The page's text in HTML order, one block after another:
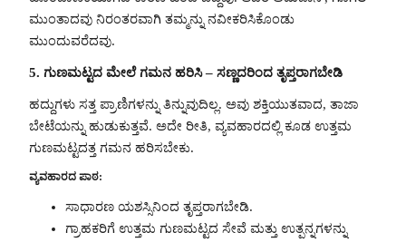
ಮುಂತಾದವು ನಿರಂತರವಾಗಿ ತಮ್ಮನ್ನು ನವೀಕರಿಸಿಕೊಂಡು
ಮುಂದುವರೆದವು.
5. ಗುಣಮಟ್ಟದ ಮೇಲೆ ಗಮನ ಹರಿಸಿ – ಸಣ್ಣದರಿಂದ ತೃಪ್ತರಾಗಬೇಡಿ
ಹದ್ದುಗಳು ಸತ್ತ ಪ್ರಾಣಿಗಳನ್ನು ತಿನ್ನುವುದಿಲ್ಲ. ಅವು ಶಕ್ತಿಯುತವಾದ, ತಾಜಾ
ಬೇಟೆಯನ್ನು ಹುಡುಕುತ್ತವೆ. ಅದೇ ರೀತಿ, ವ್ಯವಹಾರದಲ್ಲಿ ಕೂಡ ಉತ್ತಮ
ಗುಣಮಟ್ಟದತ್ತ ಗಮನ ಹರಿಸಬೇಕು.
ವ್ಯವಹಾರದ ಪಾಠ:
ಸಾಧಾರಣ ಯಶಸ್ಸಿನಿಂದ ತೃಪ್ತರಾಗಬೇಡಿ.
ಗ್ರಾಹಕರಿಗೆ ಉತ್ತಮ ಗುಣಮಟ್ಟದ ಸೇವೆ ಮತ್ತು ಉತ್ಪನ್ನಗಳನ್ನು